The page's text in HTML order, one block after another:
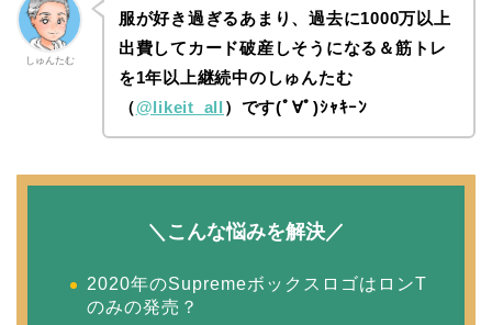
しゅんたむ
服が好き過ぎるあまり、過去に1000万以上
出費してカード破産しそうになる＆筋トレ
を1年以上継続中のしゅんたむ
（@likeit_all ）です(ﾟ∀ﾟ)ｼｬｷｰﾝ
＼こんな悩みを解決／
2020年のSupremeボックスロゴはロンT
のみの発売？